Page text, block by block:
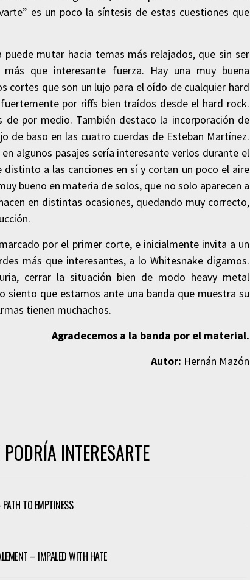
es un poco la síntesis de estas cuestiones que
mutar hacia temas más relajados, que sin ser
que interesante fuerza. Hay una muy buena
cortes que son un lujo para el oído de cualquier hard
por riffs bien traídos desde el hard rock.
por medio. También destaco la incorporación de
de baso en las cuatro cuerdas de Esteban Martínez.
algunos pasajes sería interesante verlos durante el
a las canciones en sí y cortan un poco el aire
bueno en materia de solos, que no solo aparecen a
en distintas ocasiones, quedando muy correcto,
por el primer corte, e inicialmente invita a un
más que interesantes, a lo Whitesnake digamos.
cerrar la situación bien de modo heavy metal
siento que estamos ante una banda que muestra su
tienen muchachos.
Agradecemos a la banda por el material.
Autor: Hernán Mazón
INTERESARTE
TO EMPTINESS
– IMPALED WITH HATE